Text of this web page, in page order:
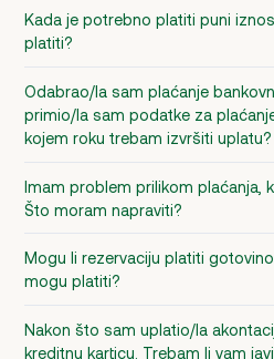
Kada je potrebno platiti puni
platiti?
Odabrao/la sam plaćanje
primio/la sam podatke za
kojem roku trebam izvršiti uplatu?
Imam problem prilikom plaćanja,
Što moram napraviti?
Mogu li rezervaciju platiti
mogu platiti?
Nakon što sam uplatio/la
kreditnu karticu. Trebam li vam